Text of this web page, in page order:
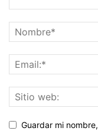
Guardar mi